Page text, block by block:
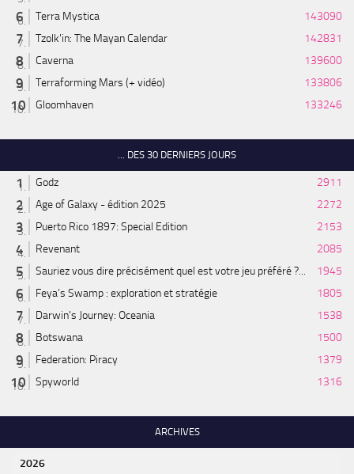
Terra Mystica
143090
Tzolk'in: The Mayan Calendar
142831
Caverna
139600
Terraforming Mars (+ vidéo)
133806
Gloomhaven
133246
... DES 30 DERNIERS JOURS
Godz
2911
Age of Galaxy - édition 2025
2272
Puerto Rico 1897: Special Edition
2153
Revenant
2085
Sauriez vous dire précisément quel est votre jeu préféré ?...
1945
Feya’s Swamp : exploration et stratégie
1805
Darwin's Journey: Oceania
1538
Botswana
1500
Federation: Piracy
1379
Spyworld
1316
ARCHIVES
2026